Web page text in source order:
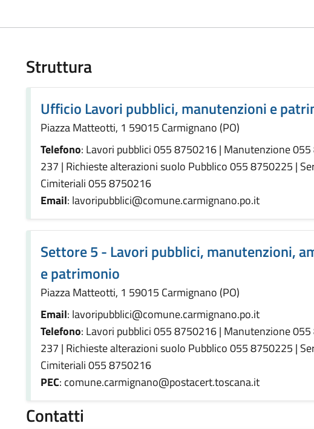
Struttura
Ufficio Lavori pubblici, manutenzioni e
Piazza Matteotti, 1 59015 Carmignano (PO)
Telefono: Lavori pubblici 055 8750216 | Manutenzione
237 | Richieste alterazioni suolo Pubblico 055 8750225 |
Cimiteriali 055 8750216
Email: lavoripubblici@comune.carmignano.po.it
Settore 5 - Lavori pubblici, manutenzioni,
e patrimonio
Piazza Matteotti, 1 59015 Carmignano (PO)
Email: lavoripubblici@comune.carmignano.po.it
Telefono: Lavori pubblici 055 8750216 | Manutenzione
237 | Richieste alterazioni suolo Pubblico 055 8750225 |
Cimiteriali 055 8750216
PEC: comune.carmignano@postacert.toscana.it
Contatti